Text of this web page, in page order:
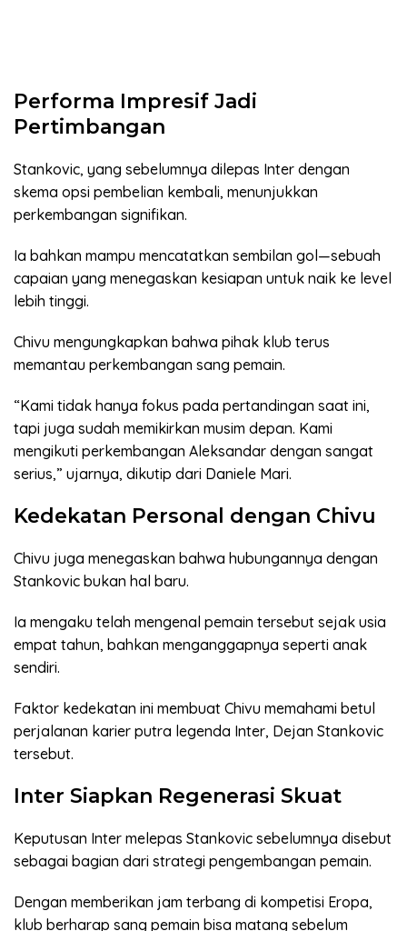
Performa Impresif Jadi
Pertimbangan
Stankovic, yang sebelumnya dilepas Inter dengan
skema opsi pembelian kembali, menunjukkan
perkembangan signifikan.
Ia bahkan mampu mencatatkan sembilan gol—sebuah
capaian yang menegaskan kesiapan untuk naik ke level
lebih tinggi.
Chivu mengungkapkan bahwa pihak klub terus
memantau perkembangan sang pemain.
“Kami tidak hanya fokus pada pertandingan saat ini,
tapi juga sudah memikirkan musim depan. Kami
mengikuti perkembangan Aleksandar dengan sangat
serius,” ujarnya, dikutip dari Daniele Mari.
Kedekatan Personal dengan Chivu
Chivu juga menegaskan bahwa hubungannya dengan
Stankovic bukan hal baru.
Ia mengaku telah mengenal pemain tersebut sejak usia
empat tahun, bahkan menganggapnya seperti anak
sendiri.
Faktor kedekatan ini membuat Chivu memahami betul
perjalanan karier putra legenda Inter, Dejan Stankovic
tersebut.
Inter Siapkan Regenerasi Skuat
Keputusan Inter melepas Stankovic sebelumnya disebut
sebagai bagian dari strategi pengembangan pemain.
Dengan memberikan jam terbang di kompetisi Eropa,
klub berharap sang pemain bisa matang sebelum